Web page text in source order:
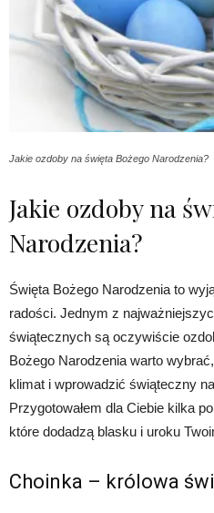
Jakie ozdoby na święta Bożego Narodzenia?
Jakie ozdoby na
Narodzenia?
Święta Bożego Narodzenia to
radości. Jednym z
świątecznych są oczywiście
Bożego Narodzenia warto
klimat i wprowadzić świąteczny
Przygotowałem dla Ciebie kilka
które dodadzą blasku i uroku
Choinka – królowa